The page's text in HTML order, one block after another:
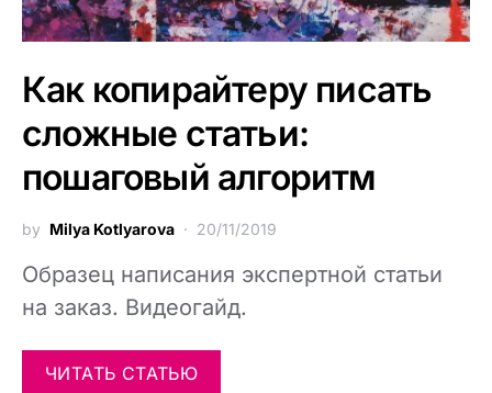
Как копирайтеру писать
сложные статьи:
пошаговый алгоритм
by Milya Kotlyarova 20/11/2019
Образец написания экспертной статьи
на заказ. Видеогайд.
ЧИТАТЬ СТАТЬЮ